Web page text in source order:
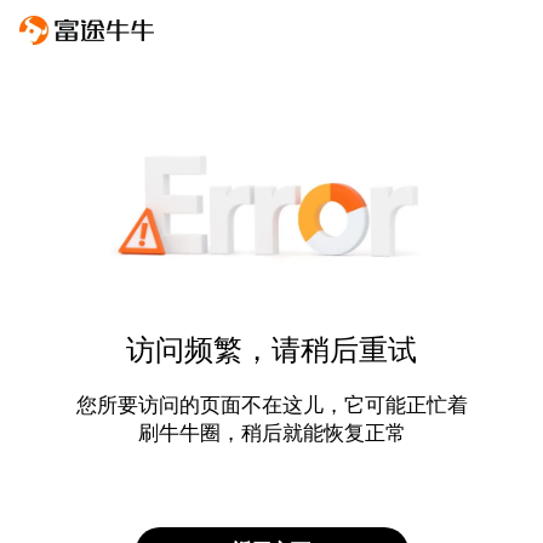
访问频繁，请稍后重试
您所要访问的页面不在这儿，它可能正忙着
刷牛牛圈，稍后就能恢复正常